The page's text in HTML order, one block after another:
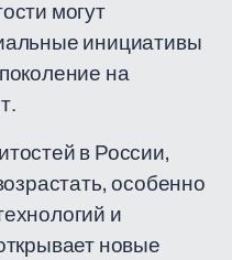
могут
инициативы
на
в России,
особенно
и
новые